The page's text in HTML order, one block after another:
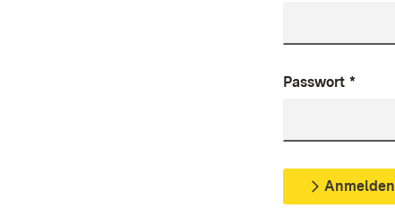
Passwort *
Anmelden